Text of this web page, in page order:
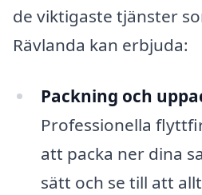
de viktigaste tjänster
Rävlanda kan erbjuda:
Packning och
Professionella
att packa ner dina
sätt och se till att